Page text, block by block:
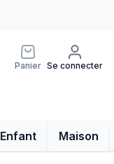
Panier Se connecter
Enfant Maison